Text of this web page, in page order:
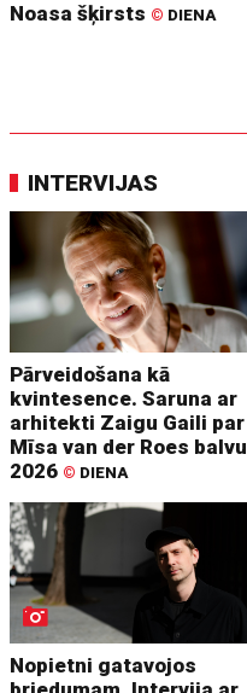
Noasa šķirsts © DIENA
INTERVIJAS
Pārveidošana kā
kvintesence. Saruna ar
arhitekti Zaigu Gaili par
Mīsa van der Roes balvu
2026 © DIENA
Nopietni gatavojos